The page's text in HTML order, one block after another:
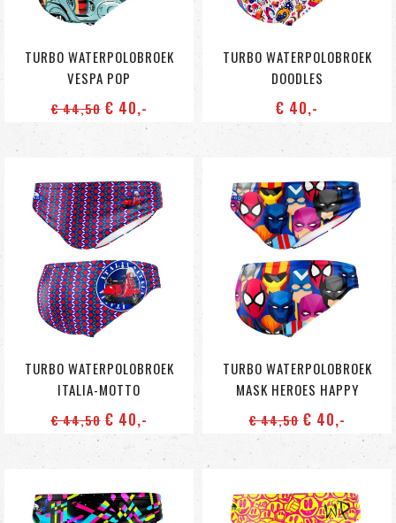
TURBO WATERPOLOBROEK
VESPA POP
€ 44,50€ 40,-
TURBO WATERPOLOBROEK
DOODLES
€ 40,-
TURBO WATERPOLOBROEK
ITALIA-MOTTO
€ 44,50€ 40,-
TURBO WATERPOLOBROEK
MASK HEROES HAPPY
€ 44,50€ 40,-